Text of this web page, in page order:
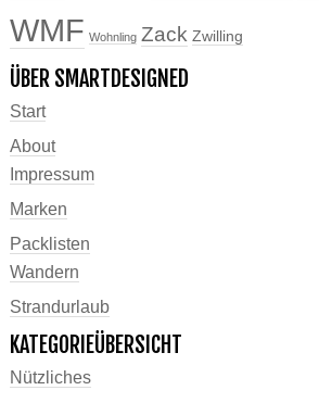
WMF Wohnling Zack Zwilling
ÜBER SMARTDESIGNED
Start
About
Impressum
Marken
Packlisten
Wandern
Strandurlaub
KATEGORIEÜBERSICHT
Nützliches